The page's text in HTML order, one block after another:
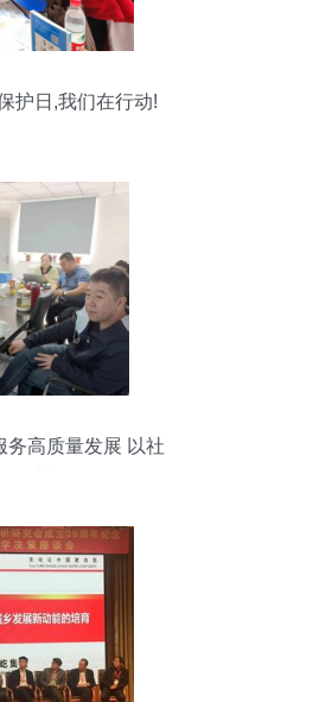
护日,我们在行动!
务高质量发展 以社